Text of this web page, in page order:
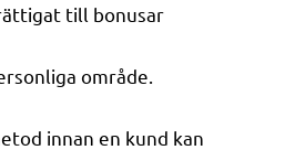
till bonusar
område.
innan en kund kan